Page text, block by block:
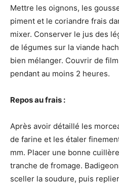
Mettre les oignons, les
piment et le coriandre frais
mixer. Conserver le jus des
de légumes sur la viande
bien mélanger. Couvrir de
pendant au moins 2 heures.
Repos au frais :
Après avoir détaillé les
de farine et les étaler
mm. Placer une bonne
tranche de fromage.
sceller la soudure, puis